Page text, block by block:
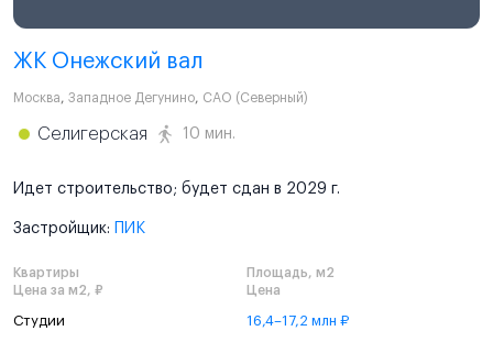
ЖК Онежский вал
Москва, Западное Дегунино, САО (Северный)
Селигерская 10 мин.
Идет строительство; будет сдан в 2029 г.
Застройщик: ПИК
Квартиры
Площадь, м2
Цена за м2, ₽
Цена
Студии 16,4–17,2 млн ₽